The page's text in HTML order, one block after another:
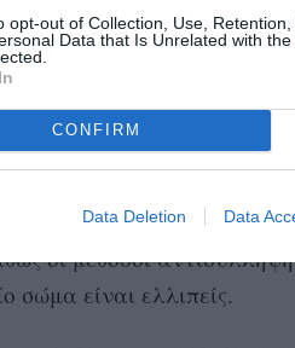
opt-out of Collection, Use,
Data that Is Unrelated with
CONFIRM
Data Deletion Data
στην άκρη του
μπορεί ναέχουν
Λέω εδώ μόνο γυναίκες
μόνο γυναικείο
ως μη
δική τηςέκτρωση
, την
οι μέθοδοι
σώμα είναι ελλιπείς.